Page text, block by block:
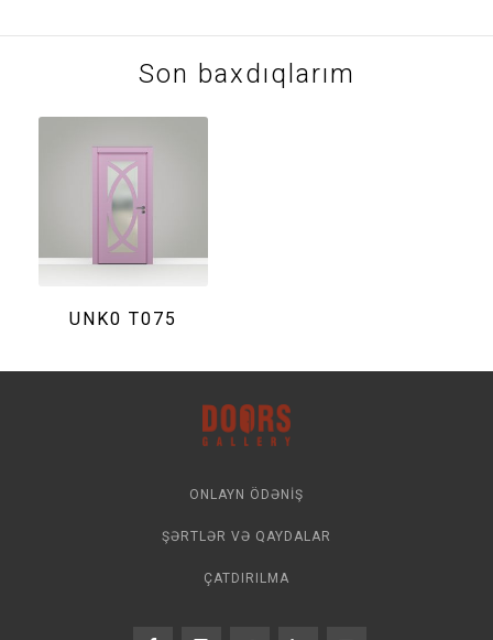
Son baxdıqlarım
UNK0 T075
ONLAYN ÖDƏNIŞ
ŞƏRTLƏR VƏ QAYDALAR
ÇATDIRILMA